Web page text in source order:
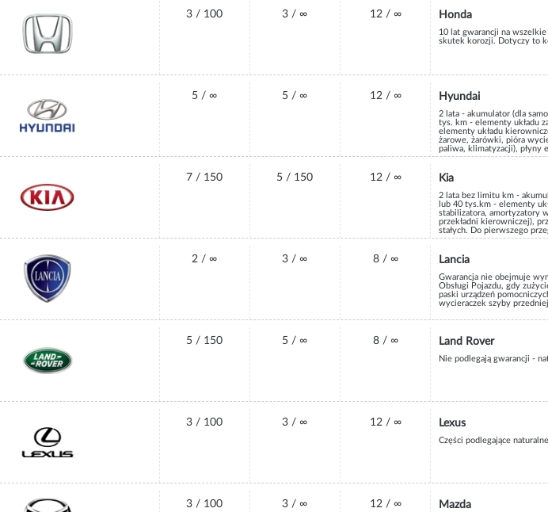
jeśli wymiana jest
3 / 100 3 / ∞ 12 / ∞ Honda
10 lat gwarancji na
skutek korozji. Dotyczy to
5 / ∞ 5 / ∞ 12 / ∞ Hyundai
2 lata - akumulator (dla
tys. km - elementy układu
elementy układu
żarowe, żarówki, pióra
paliwa, klimatyzacji), płyny
7 / 150 5 / 150 12 / ∞ Kia
2 lata bez limitu km -
lub 40 tys.km - elementy
stabilizatora, amortyzatory
przekładni kierowniczej),
stałych. Do pierwszego
wysokiego napięcia, cewki
2 / ∞ 3 / ∞ 8 / ∞ Lancia
Gwarancja nie obejmuje
Obsługi Pojazdu, gdy
paski urządzeń
wycieraczek szyby
5 / 150 5 / ∞ 8 / ∞ Land Rover
Nie podlegają gwarancji -
3 / 100 3 / ∞ 12 / ∞ Lexus
Części podlegające
3 / 100 3 / ∞ 12 / ∞ Mazda